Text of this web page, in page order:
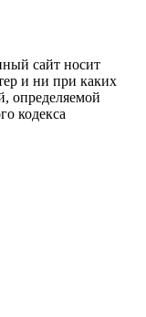
сайт носит
и ни при каких
определяемой
кодекса